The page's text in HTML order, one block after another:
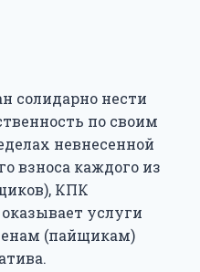
солидарно нести
по своим
невнесенной
взноса каждого из
КПК
оказывает услуги
(пайщикам)